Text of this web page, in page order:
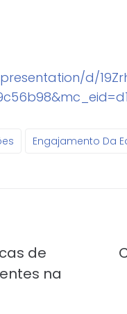
d/
Engajamento Da
de
na